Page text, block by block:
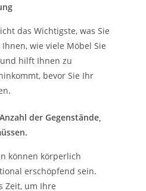
das Wichtigste, was Sie
wie viele Möbel Sie
hilft Ihnen zu
bevor Sie Ihr
der Gegenstände,
können körperlich
erschöpfend sein.
Zeit, um Ihre